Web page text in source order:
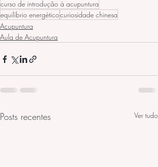
curso de introdução à acupuntura
equilíbrio energéticocuriosidade chinesa
Acupuntura
Aula de Acupuntura
Posts recentes Ver tudo